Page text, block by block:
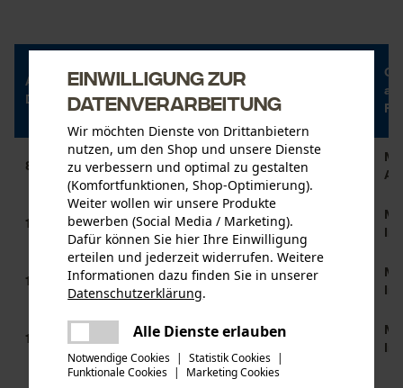
Außen-
Durchmesser(A)
Maß für 10
Gewindetäler(B)
Freischneider
am
8 mm 12,5 mm
M8 x 1,25
Innen
10 mm 10 mm
M10 x 1,0
Außen
10 mm 12,5 mm
M10 x 1,25
12 mm 15 mm
M12 x 1,5
Einwilligung zur
Datenverarbeitung
Wir möchten Dienste von Drittanbietern
nutzen, um den Shop und unsere Dienste
zu verbessern und optimal zu gestalten
(Komfortfunktionen, Shop-Optimierung).
Weiter wollen wir unsere Produkte
bewerben (Social Media / Marketing).
Dafür können Sie hier Ihre Einwilligung
erteilen und jederzeit widerrufen. Weitere
Informationen dazu finden Sie in unserer
Datenschutzerklärung.
Alle Dienste erlauben
Notwendige Cookies | Statistik Cookies |
Funktionale Cookies | Marketing Cookies
Es ist ein Fehler aufgetreten. Bitte
versuchen Sie es erneut.
mail